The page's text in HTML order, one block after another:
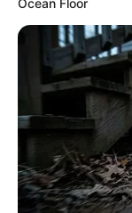
Este site usa
obtenha a
Política de
The
Brainberries